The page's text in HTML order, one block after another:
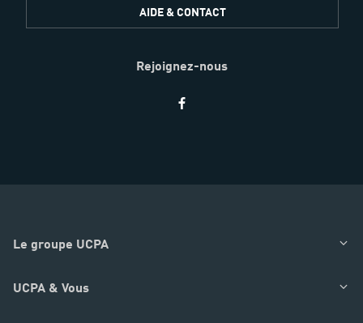
AIDE & CONTACT
Rejoignez-nous
Le groupe UCPA
UCPA & Vous